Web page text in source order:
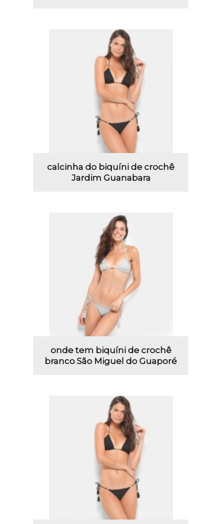
calcinha do biquíni de crochê
Jardim Guanabara
onde tem biquíni de crochê
branco São Miguel do Guaporé